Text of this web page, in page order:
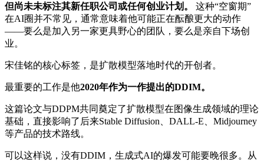
但尚未未标注其新任职公司或任何创业计划。
这种“空窗期”
在AI圈并不常见，通常意味着他可能正在酝酿更大的动作
——要么是加入另一家更具野心的团队，要么是亲自下场创
业。
宋佳铭的核心标签，是扩散模型落地时代的开创者。
最重要的工作是他2020年作为一作提出的DDIM。
这篇论文与DDPM共同奠定了扩散模型在图像生成领域的理论
基础，直接影响了后来Stable Diffusion、DALL-E、Midjourney
等产品的技术路线。
可以这样说，没有DDIM，生成式AI的爆发可能要晚很多。从